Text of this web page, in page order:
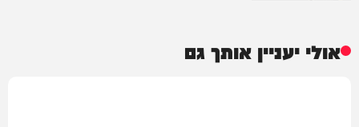
אולי יעניין אותך גם